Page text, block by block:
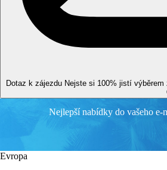
Dotaz k zájezdu Nejste si 100% jistí výběrem
Nejlepší nabídky do vašeho e-
Evropa